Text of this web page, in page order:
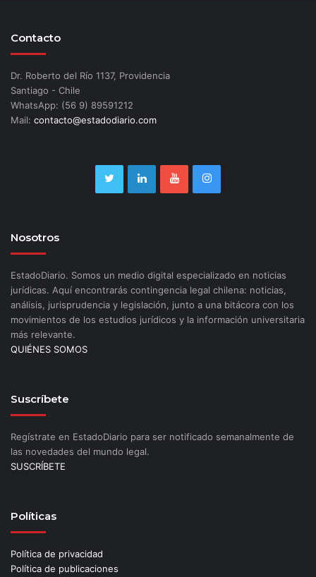
Contacto
Dr. Roberto del Río 1137, Providencia
Santiago - Chile
WhatsApp: (56 9) 89591212
Mail: contacto@estadodiario.com
Nosotros
EstadoDiario. Somos un medio digital especializado en noticias
jurídicas. Aquí encontrarás contingencia legal chilena: noticias,
análisis, jurisprudencia y legislación, junto a una bitácora con los
movimientos de los estudios jurídicos y la información universitaria
más relevante.
QUIÉNES SOMOS
Suscríbete
Regístrate en EstadoDiario para ser notificado semanalmente de
las novedades del mundo legal.
SUSCRÍBETE
Políticas
Política de privacidad
Política de publicaciones